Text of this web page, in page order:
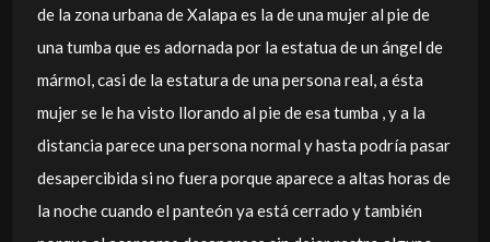
de la zona urbana de Xalapa es la de una mujer al pie de
una tumba que es adornada por la estatua de un ángel de
mármol, casi de la estatura de una persona real, a ésta
mujer se le ha visto llorando al pie de esa tumba , y a la
distancia parece una persona normal y hasta podría pasar
desapercibida si no fuera porque aparece a altas horas de
la noche cuando el panteón ya está cerrado y también